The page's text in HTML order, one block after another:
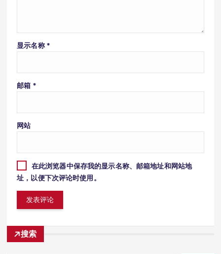
显示名称 *
邮箱 *
网站
在此浏览器中保存我的显示名称、邮箱地址和网站地
址，以便下次评论时使用。
搜索